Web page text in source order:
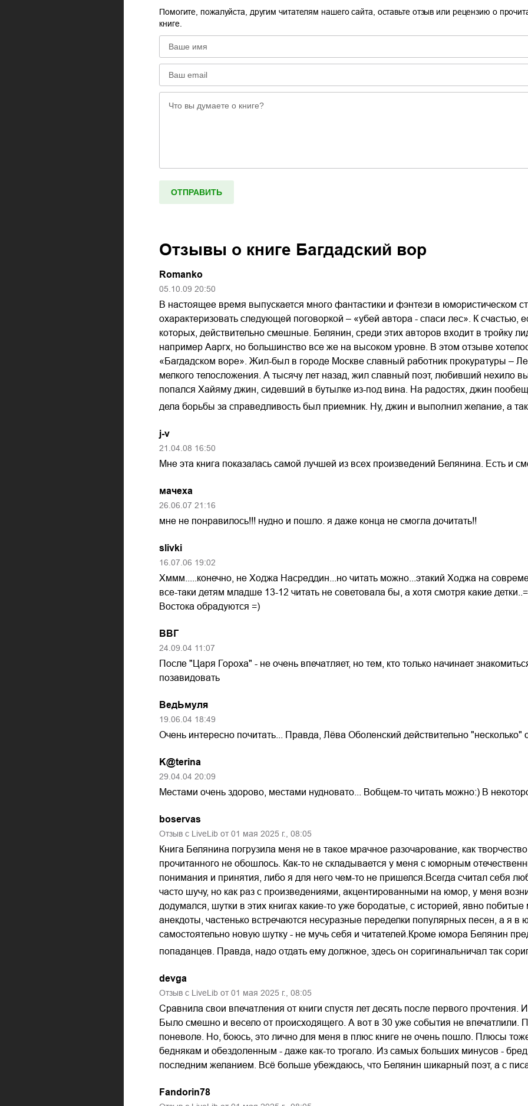
Помогите, пожалуйста, другим читателям нашего сайта, оставьте отзыв или рецензию о
книге.
Отзывы о книге Багдадский вор
Romanko
05.10.09 20:50
В настоящее время выпускается много фантастики и фэнтези в юмористическом
охарактеризовать следующей поговоркой – «убей автора - спаси лес». К счастью,
которых, действительно смешные. Белянин, среди этих авторов входит в тройку
например Ааргх, но большинство все же на высоком уровне. В этом отзыве
«Багдадском воре». Жил-был в городе Москве славный работник прокуратуры –
мелкого телосложения. А тысячу лет назад, жил славный поэт, любивший нехило
попался Хайяму джин, сидевший в бутылке из-под вина. На радостях, джин
дела борьбы за справедливость был приемник. Ну, джин и выполнил желание, а
j-v
21.04.08 16:50
Мне эта книга показалась самой лучшей из всех произведений Белянина. Есть и
мачеха
26.06.07 21:16
мне не понравилось!!! нудно и пошло. я даже конца не смогла дочитать!!
slivki
16.07.06 19:02
Хммм.....конечно, не Ходжа Насреддин...но читать можно...этакий Ходжа на
все-таки детям младше 13-12 читать не советовала бы, а хотя смотря какие
Востока обрадуются =)
ВВГ
24.09.04 11:07
После "Царя Гороха" - не очень впечатляет, но тем, кто только начинает
позавидовать
ВедЬмуля
19.06.04 18:49
Очень интересно почитать... Правда, Лёва Оболенский действительно "несколько"
K@terina
29.04.04 20:09
Местами очень здорово, местами нудновато... Вобщем-то читать можно:) В
boservas
Отзыв с LiveLib от 01 мая 2025 г., 08:05
Книга Белянина погрузила меня не в такое мрачное разочарование, как
прочитанного не обошлось. Как-то не складывается у меня с юморным
понимания и принятия, либо я для него чем-то не пришелся.Всегда считал себя
часто шучу, но как раз с произведениями, акцентированными на юмор, у меня
додумался, шутки в этих книгах какие-то уже бородатые, с историей, явно
анекдоты, частенько встречаются несуразные переделки популярных песен, а я
самостоятельно новую шутку - не мучь себя и читателей.Кроме юмора Белянин
попаданцев. Правда, надо отдать ему должное, здесь он соригинальничал так
devga
Отзыв с LiveLib от 01 мая 2025 г., 08:05
Сравнила свои впечатления от книги спустя лет десять после первого прочтения.
Было смешно и весело от происходящего. А вот в 30 уже события не впечатлили.
поневоле. Но, боюсь, это лично для меня в плюс книге не очень пошло. Плюсы
беднякам и обездоленным - даже как-то трогало. Из самых больших минусов -
последним желанием. Всё больше убеждаюсь, что Белянин шикарный поэт, а с
Fandorin78